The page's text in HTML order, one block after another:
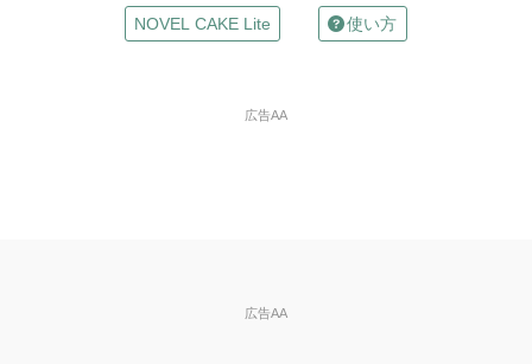
※入力した場合は確認メールが自動返信されます
NOVEL CAKE Lite 使い方
広告AA
広告AA